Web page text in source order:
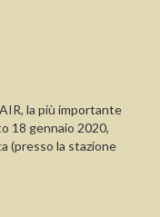
la più importante
18 gennaio 2020,
(presso la stazione